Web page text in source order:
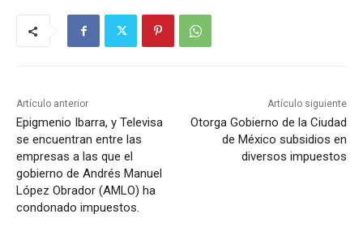
Artículo anterior
Epigmenio Ibarra, y Televisa
se encuentran entre las
empresas a las que el
gobierno de Andrés Manuel
López Obrador (AMLO) ha
condonado impuestos.
Artículo siguiente
Otorga Gobierno de la Ciudad
de México subsidios en
diversos impuestos